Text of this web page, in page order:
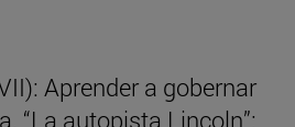
Aprender a gobernar
“La autopista Lincoln”: